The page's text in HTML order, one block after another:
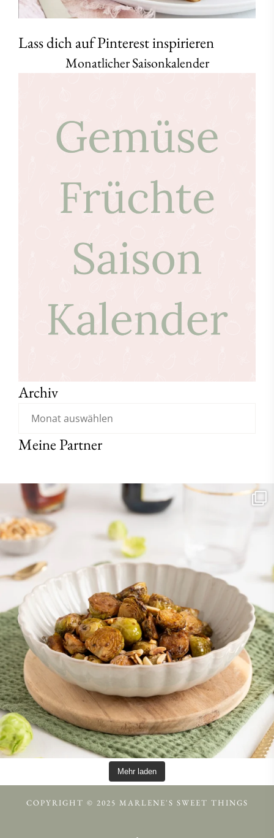
Lass dich auf Pinterest inspirieren
Monatlicher Saisonkalender
Archiv
Meine Partner
Mehr laden
COPYRIGHT © 2025 MARLENE'S SWEET THINGS